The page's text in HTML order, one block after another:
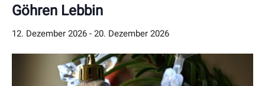
Göhren Lebbin
12. Dezember 2026 - 20. Dezember 2026